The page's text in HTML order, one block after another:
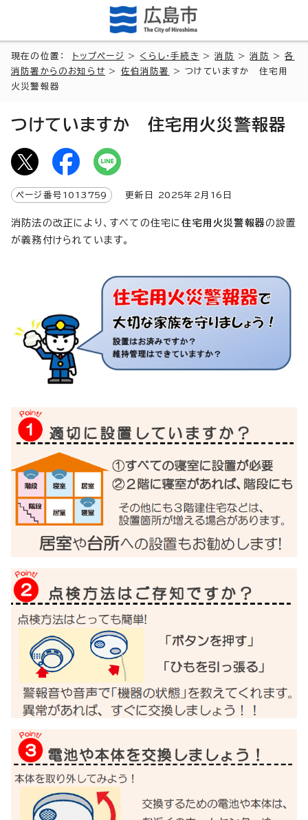
現在の位置： トップページ > くらし・手続き >消防 >消防 >各
消防署からのお知らせ > 佐伯消防署
> つけていますか 住宅用
火災警報器
つけていますか 住宅用火災警報器
ページ番号 1013759 更新日 2025年2月 16 日
消防法の改正により、すべての住宅に住宅用火災警報器の設置
が義務付けられています。